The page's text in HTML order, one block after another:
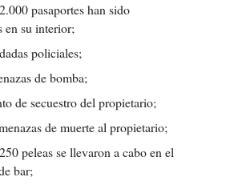
pasaportes han sido
en su interior;
policiales;
de bomba;
de secuestro del propietario;
de muerte al propietario;
peleas se llevaron a cabo en el
bar;